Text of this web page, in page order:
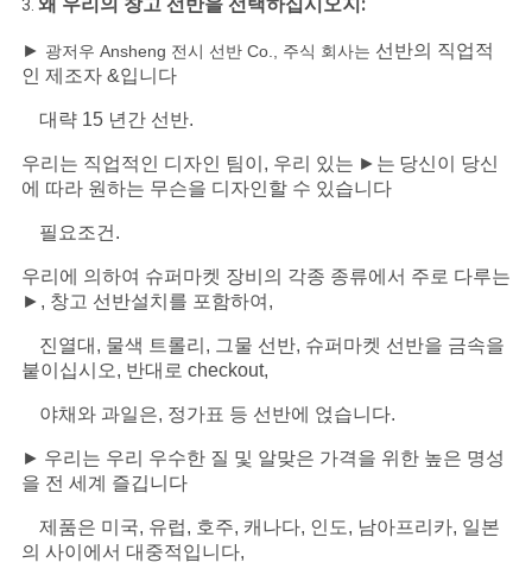
3. 왜 우리의 창고 선반을 선택하십시오지:
► 광저우 Ansheng 전시 선반 Co., 주식 회사는 선반의 직업적
인 제조자 &입니다
대략 15 년간 선반.
우리는 직업적인 디자인 팀이, 우리 있는 ►는 당신이 당신
에 따라 원하는 무슨을 디자인할 수 있습니다
필요조건.
우리에 의하여 슈퍼마켓 장비의 각종 종류에서 주로 다루는
► , 창고 선반설치를 포함하여,
진열대, 물색 트롤리, 그물 선반, 슈퍼마켓 선반을 금속을
붙이십시오, 반대로 checkout,
야채와 과일은, 정가표 등 선반에 얹습니다.
► 우리는 우리 우수한 질 및 알맞은 가격을 위한 높은 명성
을 전 세계 즐깁니다
제품은 미국, 유럽, 호주, 캐나다, 인도, 남아프리카, 일본
의 사이에서 대중적입니다,